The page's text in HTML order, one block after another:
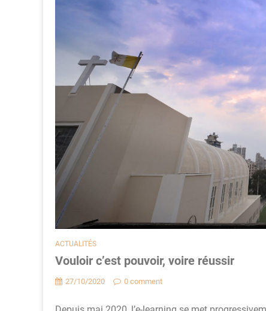
ACTUALITÉS
Vouloir c’est pouvoir, voire réussir
27/10/2020 0 comment